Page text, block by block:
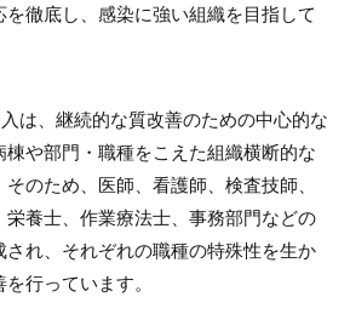
徹底し、感染に強い組織を目指して
は、継続的な質改善のための中心的な
や部門・職種をこえた組織横断的な
のため、医師、看護師、検査技師、
栄養士、作業療法士、事務部門などの
され、それぞれの職種の特殊性を生か
行っています。